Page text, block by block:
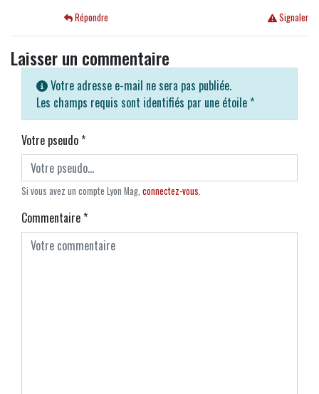
Signaler
Répondre
Laisser un commentaire
Votre adresse e-mail ne sera pas publiée.
Les champs requis sont identifiés par une étoile *
Votre pseudo*
Si vous avez un compte Lyon Mag, connectez-vous.
Commentaire*